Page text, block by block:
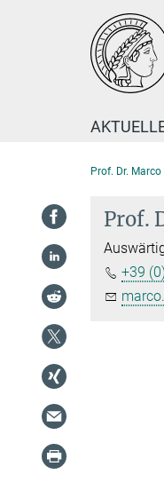
Prof. Dr.
Prof.
+39